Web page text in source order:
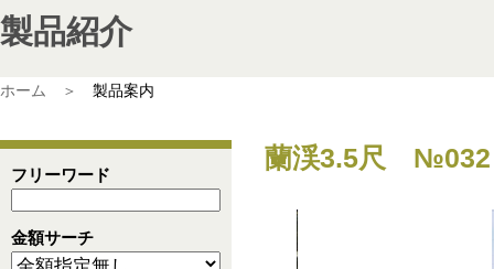
会社概要
骨董
製品紹介
ホーム ＞ 製品案内
フリーワード
金額サーチ
蘭渓3.5尺 №032